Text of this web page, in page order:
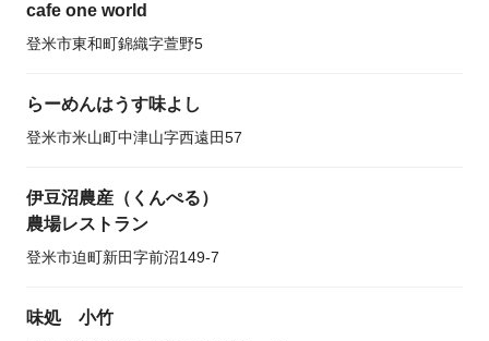
cafe one world
登米市東和町錦織字萱野5
らーめんはうす味よし
登米市米山町中津山字西遠田57
伊豆沼農産（くんぺる）
農場レストラン
登米市迫町新田字前沼149-7
味処 小竹